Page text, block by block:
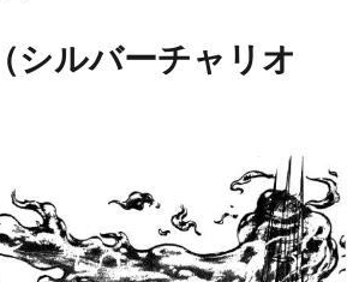
シルバーチャリオ